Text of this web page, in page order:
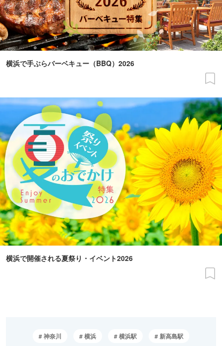
横浜で手ぶらバーベキュー（BBQ）2026
横浜で開催される夏祭り・イベント2026
神奈川 横浜 横浜駅 新高島駅